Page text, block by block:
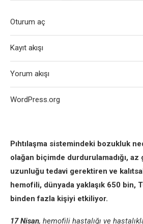
Pıhtılaşma sistemindeki bozukluk
olağan biçimde durdurulamadığı,
uzunluğu tedavi gerektiren ve
hemofili, dünyada yaklaşık 650 bin,
binden fazla kişiyi etkiliyor.
17 Nisan, hemofili hastalığı ve
Oturum aç
Kayıt akışı
Yorum akışı
WordPress.org